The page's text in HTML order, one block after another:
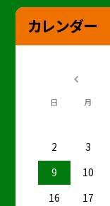
カレンダー
日 月
2
3
9
10
16
17